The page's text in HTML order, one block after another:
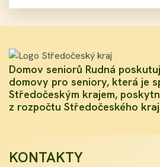
Domov seniorů Rudná
domovy pro seniory, která je
Středočeským krajem,
z rozpočtu Středočeského
KONTAKTY